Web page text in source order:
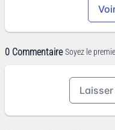
0 Commentaire Soyez le